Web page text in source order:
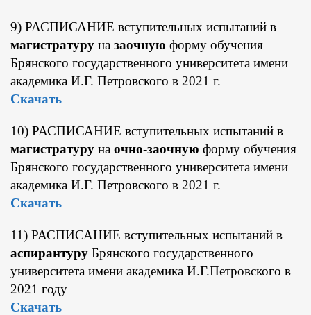
9) РАСПИСАНИЕ вступительных испытаний в
магистратуру на заочную форму обучения
Брянского государственного университета имени
академика И.Г. Петровского в 2021 г.
Скачать
10) РАСПИСАНИЕ вступительных испытаний в
магистратуру на очно-заочную форму обучения
Брянского государственного университета имени
академика И.Г. Петровского в 2021 г.
Скачать
11) РАСПИСАНИЕ вступительных испытаний в
аспирантуру Брянского государственного
университета имени академика И.Г.Петровского в
2021 году
Скачать